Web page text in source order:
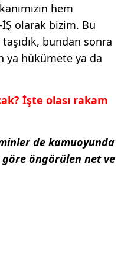
hem
olarak bizim. Bu
bundan sonra
ya hükümete ya da
İşte olası rakam
de kamuoyunda
göre öngörülen net ve